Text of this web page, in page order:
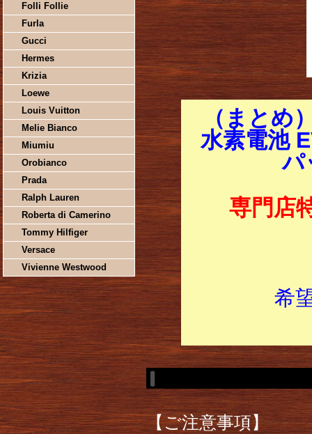
Folli Follie
Furla
Gucci
Hermes
Krizia
Loewe
Louis Vuitton
Melie Bianco
Miumiu
Orobianco
Prada
Ralph Lauren
Roberta di Camerino
Tommy Hilfiger
Versace
Vivienne Westwood
（まとめ
水素電池
パ
専門店
希
【ご注意事項】